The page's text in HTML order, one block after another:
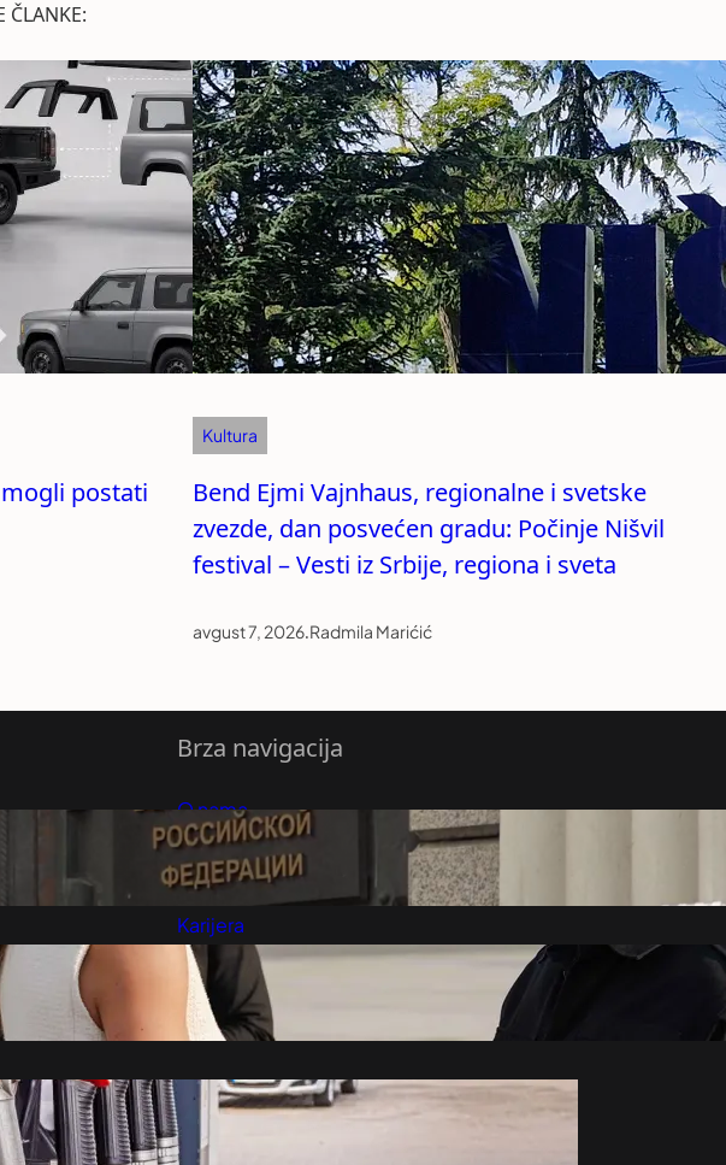
ČLANKE:
postati
Kultura
Bend Ejmi Vajnhaus, regionalne i svetske
zvezde, dan posvećen gradu: Počinje Nišvil
festival – Vesti iz Srbije, regiona i sveta
avgust 7, 2026.Radmila Marićić
tužbu protiv
za Vučića je
polje“
goriva: Evo koji
Brza navigacija
O nama
Predloži Vest
Pretplatite se na vesti
Karijera
Marketing
Kontakt